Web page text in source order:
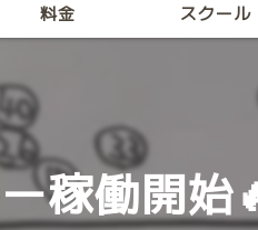
料金 スクール
プライベート
稼働開始